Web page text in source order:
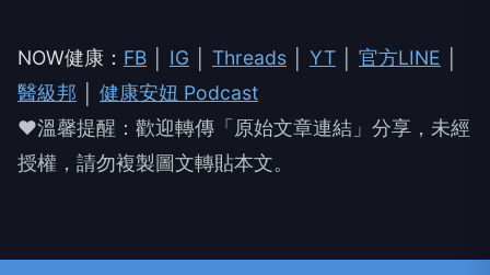
NOW健康： FB IG Threads YT 官方LINE
醫級邦
健康安妞 Podcast
❤溫馨提醒：歡迎轉傳「原始文章連結」分享，未經
授權，請勿複製圖文轉貼本文。